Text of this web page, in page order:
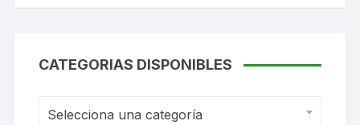
CATEGORIAS DISPONIBLES
Selecciona una categoría